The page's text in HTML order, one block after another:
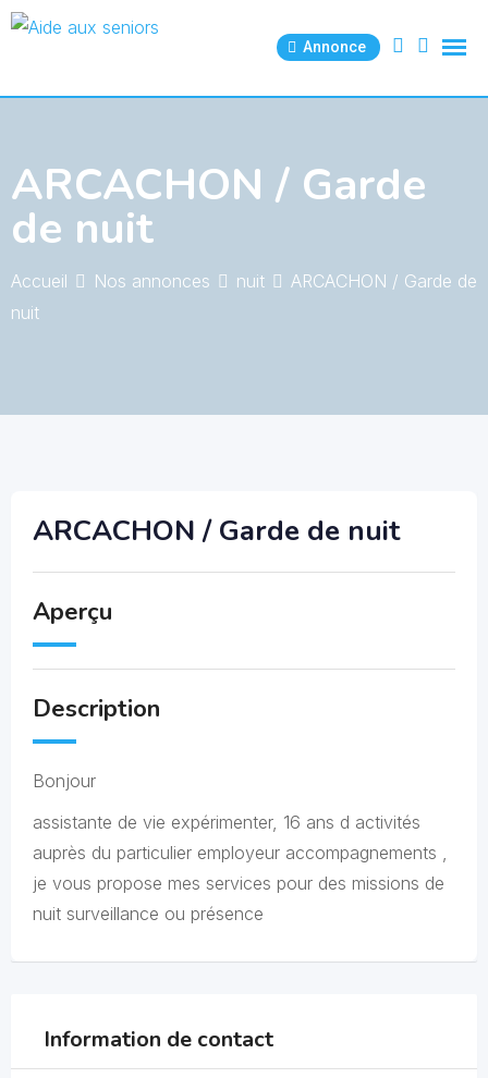
Skip
Annonce
ARCACHON / Garde
de nuit
Accueil Nos annonces nuit
ARCACHON / Garde de
nuit
ARCACHON / Garde de nuit
Aperçu
Description
Bonjour
assistante de vie expérimenter, 16 ans d activités
auprès du particulier employeur accompagnements ,
je vous propose mes services pour des missions de
nuit surveillance ou présence
Information de contact